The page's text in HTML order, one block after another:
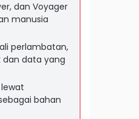
dan Voyager
manusia
perlambatan,
dan data yang
bahan